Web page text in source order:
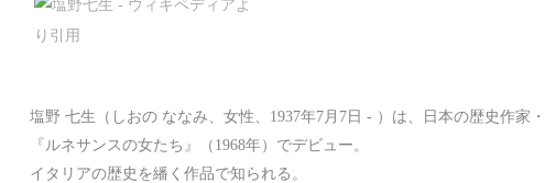
塩野 七生（しおの ななみ、女性、1937年7月7日 - ）は、日本の歴史作家
『ルネサンスの女たち』（1968年）でデビュー。
イタリアの歴史を繙く作品で知られる。